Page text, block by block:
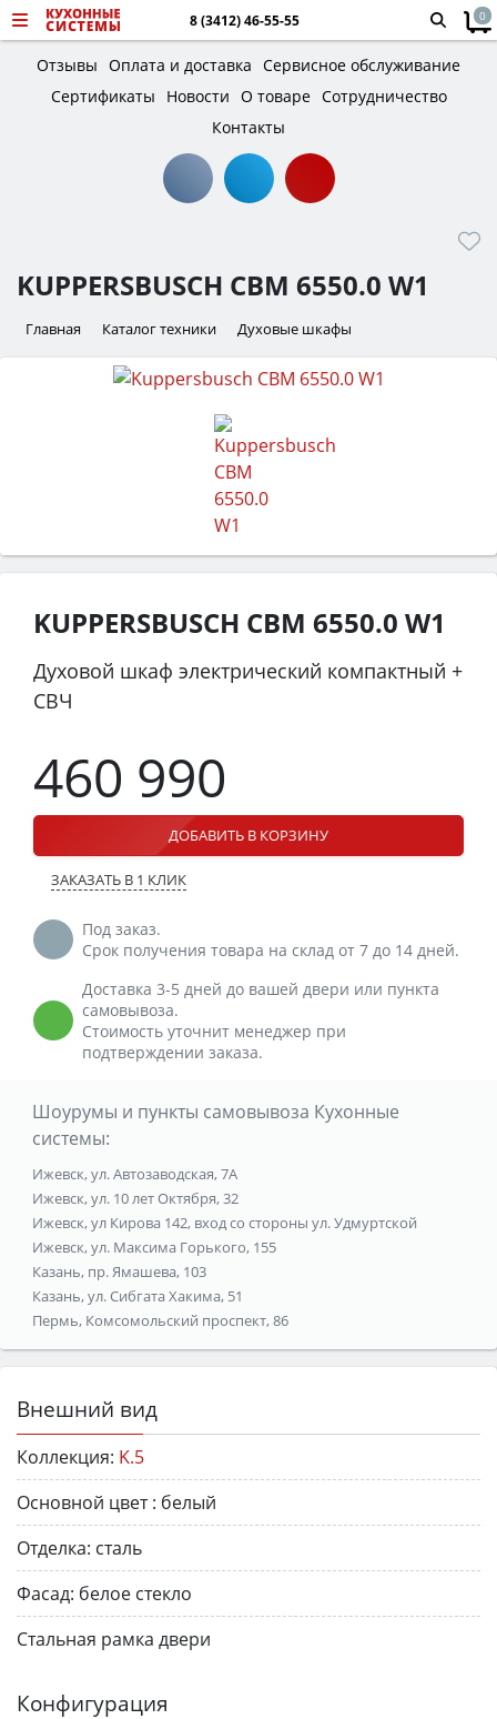
8 (3412) 46-55-55 0
Отзывы Оплата и доставка Сервисное обслуживание
Сертификаты
Новости О товаре Сотрудничество
Контакты
KUPPERSBUSCH CBM 6550.0 W1
Главная Каталог техники Духовые шкафы
KUPPERSBUSCH CBM 6550.0 W1
Духовой шкаф электрический компактный +
СВЧ
460 990
ДОБАВИТЬ В КОРЗИНУ
ЗАКАЗАТЬ В 1 КЛИК
Под заказ.
Срок получения товара на склад от 7 до 14 дней.
Доставка 3-5 дней до вашей двери или пункта
самовывоза.
Стоимость уточнит менеджер при
подтверждении заказа.
Шоурумы и пункты самовывоза Кухонные
системы:
Ижевск, ул. Автозаводская, 7А
Ижевск, ул. 10 лет Октября, 32
Ижевск, ул Кирова 142, вход со стороны ул. Удмуртской
Ижевск, ул. Максима Горького, 155
Казань, пр. Ямашева, 103
Казань, ул. Сибгата Хакима, 51
Пермь, Комсомольский проспект, 86
Внешний вид
Коллекция: K.5
Основной цвет : белый
Отделка: сталь
Фасад: белое стекло
Стальная рамка двери
Конфигурация